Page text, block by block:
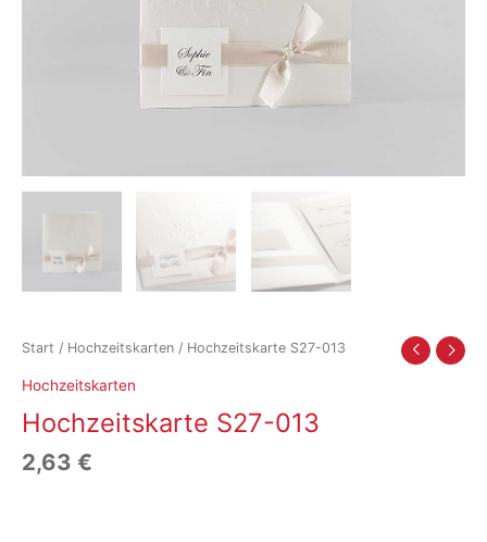
Start / Hochzeitskarten / Hochzeitskarte S27-013
Hochzeitskarten
Hochzeitskarte S27-013
2,63 €